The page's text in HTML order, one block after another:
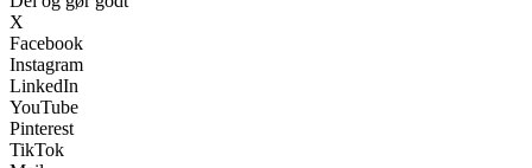
X
Facebook
Instagram
LinkedIn
YouTube
Pinterest
TikTok